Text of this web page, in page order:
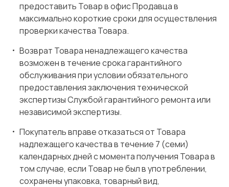
предоставить Товар в офис Продавца в
максимально короткие сроки для осуществления
проверки качества Товара.
Возврат Товара ненадлежащего качества
возможен в течение срока гарантийного
обслуживания при условии обязательного
предоставления заключения технической
экспертизы Службой гарантийного ремонта или
независимой экспертизы.
Покупатель вправе отказаться от Товара
надлежащего качества в течение 7 (семи)
календарных дней с момента получения Товара в
том случае, если Товар не был в употреблении,
сохранены упаковка, товарный вид,